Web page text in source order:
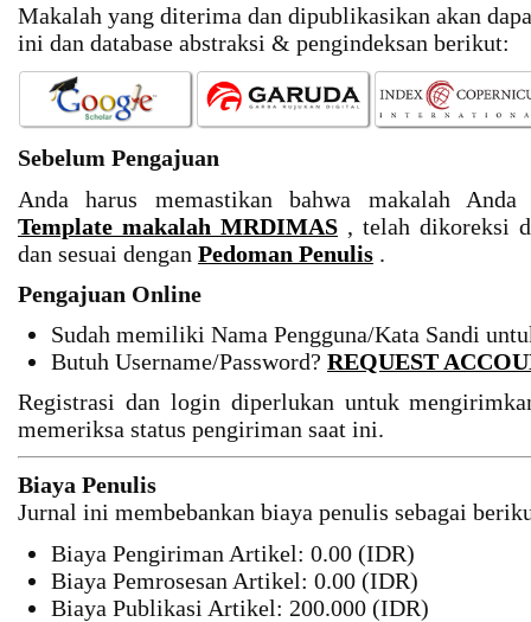
Makalah yang diterima dan dipublikasikan akan
ini dan database abstraksi & pengindeksan berikut:
Sebelum Pengajuan
Anda harus memastikan bahwa makalah Anda
Template makalah MRDIMAS , telah dikoreksi
dan sesuai dengan Pedoman Penulis .
Pengajuan Online
Sudah memiliki Nama Pengguna/Kata Sandi
Butuh Username/Password? REQUEST
Registrasi dan login diperlukan untuk
memeriksa status pengiriman saat ini.
Biaya Penulis
Jurnal ini membebankan biaya penulis sebagai
Biaya Pengiriman Artikel: 0.00 (IDR)
Biaya Pemrosesan Artikel: 0.00 (IDR)
Biaya Publikasi Artikel: 200.000 (IDR)